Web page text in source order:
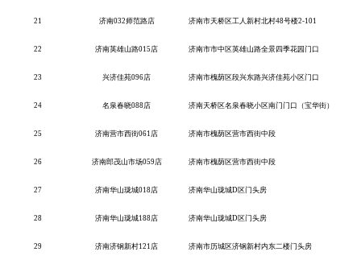
21 济南032师范路店 济南市天桥区工人新村北村48号楼2-101
22 济南英雄山路015店 济南市市中区英雄山路全景四季花园门口
23 兴济佳苑096店 济南市槐荫区段兴东路兴济佳苑小区门口
24 名泉春晓088店 济南天桥区名泉春晓小区南门门口（宝华街）
25 济南营市西街061店 济南市槐荫区营市西街中段
26 济南郎茂山市场059店 济南市槐荫区营市西街中段
27 济南华山珑城018店 济南华山珑城D区门头房
28 济南华山珑城188店 济南华山珑城D区门头房
29 济南济钢新村121店 济南市历城区济钢新村内东二楼门头房